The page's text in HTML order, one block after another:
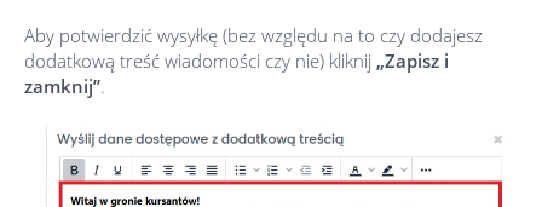
Aby potwierdzić wysyłkę (bez względu na to czy dodajesz
dodatkową treść wiadomości czy nie) kliknij „Zapisz i
zamknij”.